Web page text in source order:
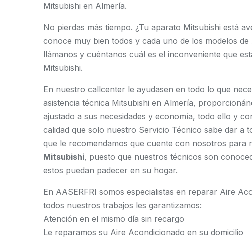
Mitsubishi en Almería.
No pierdas más tiempo. ¿Tu aparato Mitsubishi está
conoce muy bien todos y cada uno de los modelos
llámanos y cuéntanos cuál es el inconveniente que
Mitsubishi.
En nuestro callcenter le ayudasen en todo lo que
asistencia técnica Mitsubishi en Almería,
ajustado a sus necesidades y economía, todo ello y
calidad que solo nuestro Servicio Técnico sabe dar a
que le recomendamos que cuente con nosotros para
Mitsubishi, puesto que nuestros técnicos son
estos puedan padecer en su hogar.
En AASERFRI somos especialistas en reparar Aire
todos nuestros trabajos les garantizamos:
Atención en el mismo día sin recargo
Le reparamos su Aire Acondicionado en su domicilio